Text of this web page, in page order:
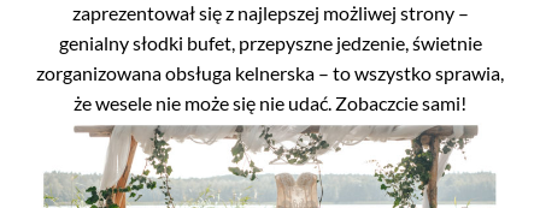
zaprezentował się z najlepszej możliwej strony –
genialny słodki bufet, przepyszne jedzenie, świetnie
zorganizowana obsługa kelnerska – to wszystko sprawia,
że wesele nie może się nie udać. Zobaczcie sami!